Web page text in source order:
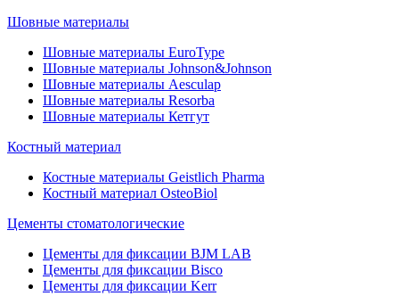
Шовные материалы
Шовные материалы EuroType
Шовные материалы Johnson&Johnson
Шовные материалы Aesculap
Шовные материалы Resorba
Шовные материалы Кетгут
Костный материал
Костные материалы Geistlich Pharma
Костный материал OsteoBiol
Цементы стоматологические
Цементы для фиксации BJM LAB
Цементы для фиксации Bisco
Цементы для фиксации Kerr